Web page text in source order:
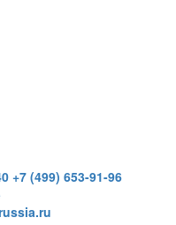
+7 (499) 653-91-96